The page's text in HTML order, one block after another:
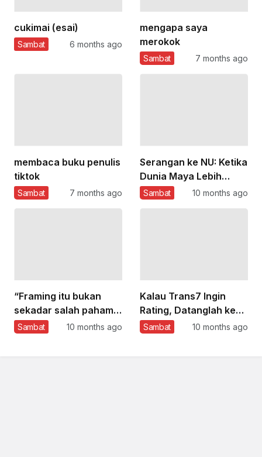
cukimai (esai)
Sambat 6 months ago
mengapa saya
merokok
Sambat 7 months ago
membaca buku penulis
tiktok
Sambat 7 months ago
Serangan ke NU: Ketika
Dunia Maya Lebih
Galak dari Akal Sehat
Sambat 10 months ago
“Framing itu bukan
sekadar salah paham.
Itu kejahatan yang
Sambat 10 months ago
Kalau Trans7 Ingin
Rating, Datanglah ke
Pesantren
Sambat 10 months ago